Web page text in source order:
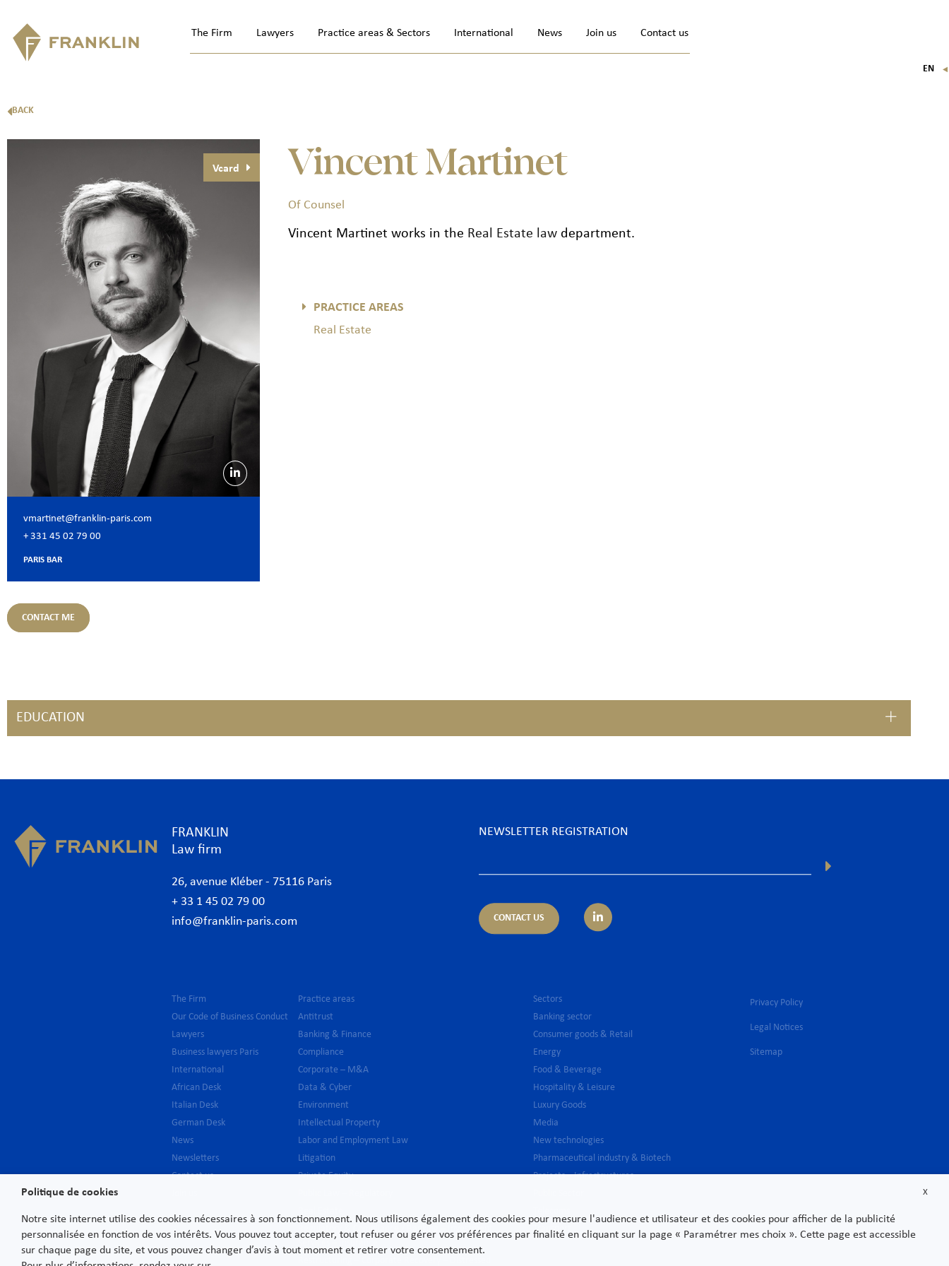
The Firm Lawyers Practice areas & Sectors International News Join us Contact us
EN ▼
BACK
Vcard
vmartinet@franklin-paris.com
+ 331 45 02 79 00
PARIS BAR
CONTACT ME
Vincent Martinet
Of Counsel
Vincent Martinet works in the Real Estate law department.
PRACTICE AREAS
Real Estate
EDUCATION
FRANKLIN
Law firm
26, avenue Kléber - 75116 Paris
+ 33 1 45 02 79 00
info@franklin-paris.com
NEWSLETTER REGISTRATION
CONTACT US
The Firm
Our Code of Business Conduct
Lawyers
Business lawyers Paris
International
African Desk
Italian Desk
German Desk
News
Newsletters
Contact us
Practice areas
Antitrust
Banking & Finance
Compliance
Corporate – M&A
Data & Cyber
Environment
Intellectual Property
Labor and Employment Law
Litigation
Private Equity
Regulatory & Compliance / Banking – Investment
Services – Insurance
Sectors
Banking sector
Consumer goods & Retail
Energy
Food & Beverage
Hospitality & Leisure
Luxury Goods
Media
New technologies
Pharmaceutical industry & Biotech
Projects – Infrastructures
Transport
Privacy Policy
Legal Notices
Sitemap
X
Politique de cookies
Notre site internet utilise des cookies nécessaires à son fonctionnement. Nous utilisons également des cookies pour mesure l'audience et utilisateur et des cookies pour afficher de la publicité
personnalisée en fonction de vos intérêts. Vous pouvez tout accepter, tout refuser ou gérer vos préférences par finalité en cliquant sur la page « Paramétrer mes choix ». Cette page est accessible
sur chaque page du site, et vous pouvez changer d’avis à tout moment et retirer votre consentement.